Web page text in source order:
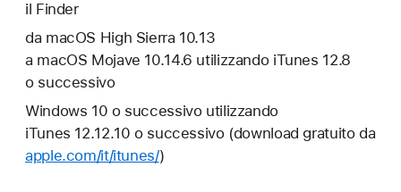
il Finder
da macOS High Sierra 10.13
a macOS Mojave 10.14.6 utilizzando iTunes 12.8
o successivo
Windows 10 o successivo utilizzando
iTunes 12.12.10 o successivo (download gratuito da
apple.com/it/itunes/)